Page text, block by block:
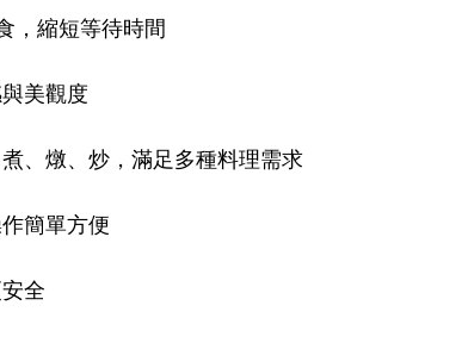
，縮短等待時間
美觀度
、燉、炒，滿足多種料理需求
簡單方便
全